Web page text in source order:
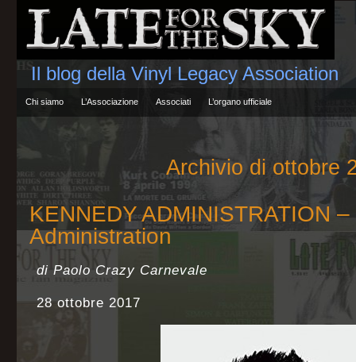
Il blog della Vinyl Legacy Association
Chi siamo L’Associazione Associati L’organo ufficiale
Archivio di ottobre
KENNEDY ADMINISTRATION
Administration
di Paolo Crazy Carnevale
28 ottobre 2017